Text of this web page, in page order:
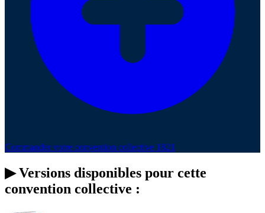
Commander votre convention collective 1821
▶Versions disponibles pour cette
convention collective :